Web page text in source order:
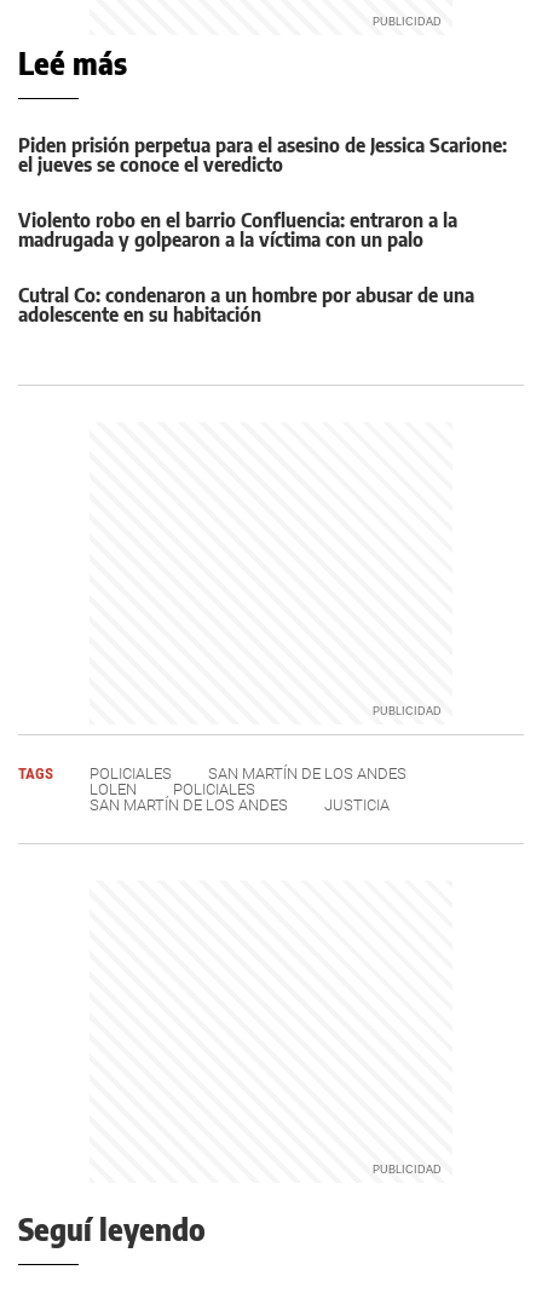
Leé más
Piden prisión perpetua para el asesino de Jessica Scarione:
el jueves se conoce el veredicto
Violento robo en el barrio Confluencia: entraron a la
madrugada y golpearon a la víctima con un palo
Cutral Co: condenaron a un hombre por abusar de una
adolescente en su habitación
TAGS POLICIALES
SAN MARTÍN DE LOS ANDES
LOLEN
POLICIALES
SAN MARTÍN DE LOS ANDES
JUSTICIA
Seguí leyendo